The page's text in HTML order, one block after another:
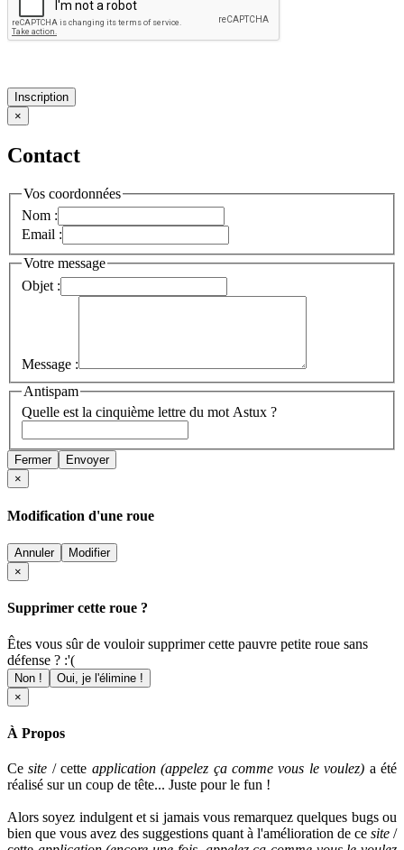
Inscription
×
Contact
Vos coordonnées
Nom :
Email :
Votre message
Objet :
Message :
Antispam
Quelle est la cinquième lettre du mot Astux ?
Fermer
Envoyer
×
Modification d'une roue
Annuler
Modifier
×
Supprimer cette roue ?
Êtes vous sûr de vouloir supprimer cette pauvre petite roue sans
défense ? :'(
Non !
Oui, je l'élimine !
×
À Propos
Cesite / cette application (appelez ça comme vous le voulez) a été
réalisé sur un coup de tête... Juste pour le fun !
Alors soyez indulgent et si jamais vous remarquez quelques bugs ou
bien que vous avez des suggestions quant à l'amélioration de ce site /